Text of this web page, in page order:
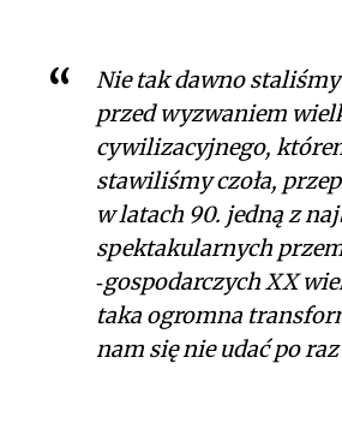
Nie tak dawno staliśmy
przed wyzwaniem
cywilizacyjnego,
stawiliśmy czoła,
w latach 90. jedną z
spektakularnych
‑gospodarczych XX
taka ogromna
nam się nie udać po